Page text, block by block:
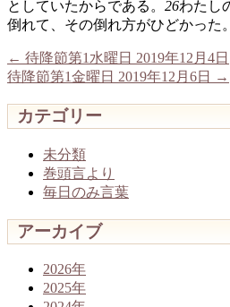
としていたからである。 26わたし
倒れて、その倒れ方がひどかった
← 待降節第1水曜日 2019年12月4日
待降節第1金曜日 2019年12月6日
→
カテゴリー
未分類
巻頭言より
毎日のみ言葉
アーカイブ
2026年
2025年